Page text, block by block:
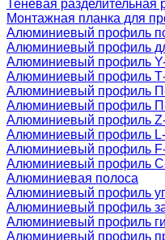
Теневая разделительная
Монтажная планка для
Алюминиевый профиль
Алюминиевый профиль
Алюминиевый профиль
Алюминиевый профиль
Алюминиевый профиль
Алюминиевый профиль
Алюминиевый профиль
Алюминиевый профиль
Алюминиевый профиль
Алюминиевый профиль
Алюминиевая полоса
Алюминиевый профиль
Алюминиевый профиль
Алюминиевый профиль
Алюминиевый профиль